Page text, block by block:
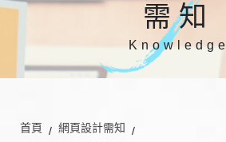
需知
Knowledge
首頁
網頁設計需知